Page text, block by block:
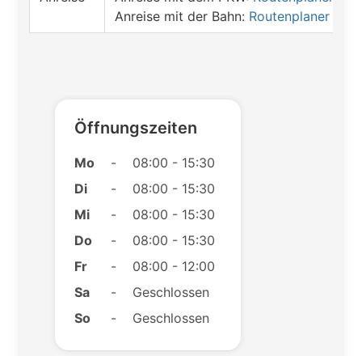
Anreise mit der Bahn: Routenplaner
Öffnungszeiten
Mo -
08:00 - 15:30
Di
-
08:00 - 15:30
Mi
-
08:00 - 15:30
Do
-
08:00 - 15:30
Fr
-
08:00 - 12:00
Sa
-
Geschlossen
So
- Geschlossen